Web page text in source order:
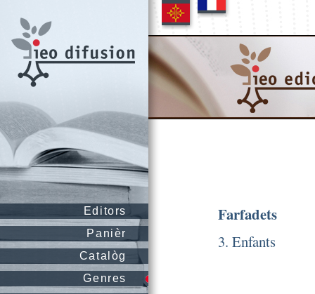
Editors
Panièr
Catalòg
Genres
Farfadets
3. Enfants